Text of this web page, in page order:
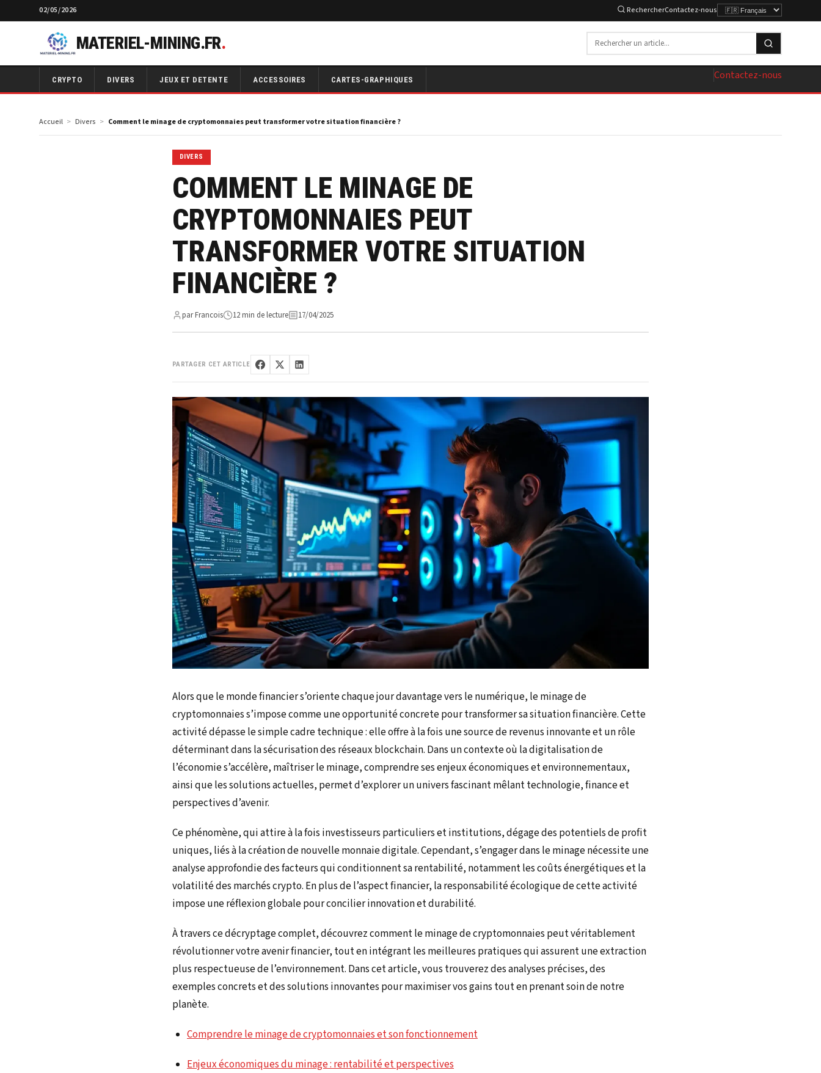
02/05/2026 RechercherContactez-nous
MATERIEL-MINING.FR.
CRYPTO DIVERS JEUX ET DETENTE ACCESSOIRES CARTES-GRAPHIQUES Contactez-nous
Accueil Divers Comment le minage de cryptomonnaies peut transformer votre situation financière ?
DIVERS
COMMENT LE MINAGE DE
CRYPTOMONNAIES PEUT
TRANSFORMER VOTRE SITUATION
FINANCIÈRE ?
par Francois 12 min de lecture 17/04/2025
PARTAGER CET ARTICLE
Alors que le monde financier s’oriente chaque jour davantage vers le numérique, le minage de
cryptomonnaies s’impose comme une opportunité concrete pour transformer sa situation financière. Cette
activité dépasse le simple cadre technique : elle offre à la fois une source de revenus innovante et un rôle
déterminant dans la sécurisation des réseaux blockchain. Dans un contexte où la digitalisation de
l’économie s’accélère, maîtriser le minage, comprendre ses enjeux économiques et environnementaux,
ainsi que les solutions actuelles, permet d’explorer un univers fascinant mêlant technologie, finance et
perspectives d’avenir.
Ce phénomène, qui attire à la fois investisseurs particuliers et institutions, dégage des potentiels de profit
uniques, liés à la création de nouvelle monnaie digitale. Cependant, s’engager dans le minage nécessite une
analyse approfondie des facteurs qui conditionnent sa rentabilité, notamment les coûts énergétiques et la
volatilité des marchés crypto. En plus de l’aspect financier, la responsabilité écologique de cette activité
impose une réflexion globale pour concilier innovation et durabilité.
À travers ce décryptage complet, découvrez comment le minage de cryptomonnaies peut véritablement
révolutionner votre avenir financier, tout en intégrant les meilleures pratiques qui assurent une extraction
plus respectueuse de l’environnement. Dans cet article, vous trouverez des analyses précises, des
exemples concrets et des solutions innovantes pour maximiser vos gains tout en prenant soin de notre
planète.
Comprendre le minage de cryptomonnaies et son fonctionnement
Enjeux économiques du minage : rentabilité et perspectives